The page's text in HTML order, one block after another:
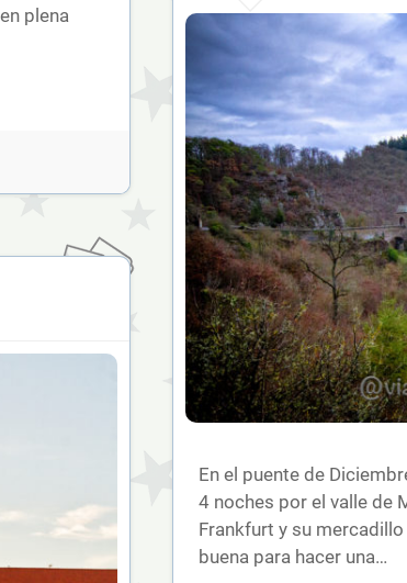
plena
En el puente de
4 noches por el valle de
Frankfurt y su mercadillo
buena para hacer una…